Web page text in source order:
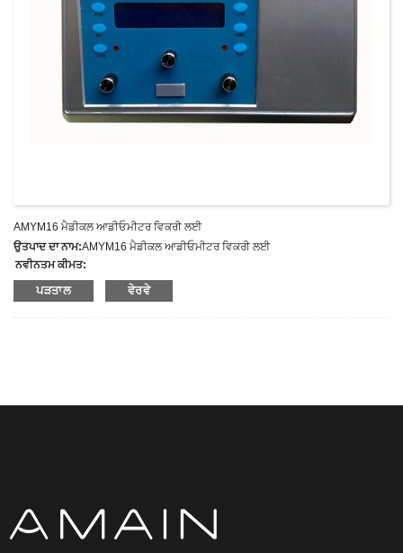
AMYM16 ਮੈਡੀਕਲ ਆਡੀਓਮੀਟਰ ਵਿਕਰੀ ਲਈ
ਉਤਪਾਦ ਦਾ ਨਾਮ:AMYM16 ਮੈਡੀਕਲ ਆਡੀਓਮੀਟਰ ਵਿਕਰੀ ਲਈ
ਨਵੀਨਤਮ ਕੀਮਤ:
ਮਾਡਲ ਨੰਬਰ:AMYM16
ਭਾਰ:ਸ਼ੁੱਧ ਭਾਰ: ਕਿਲੋਗ੍ਰਾਮ
ਪੜਤਾਲ ਵੇਰਵੇ